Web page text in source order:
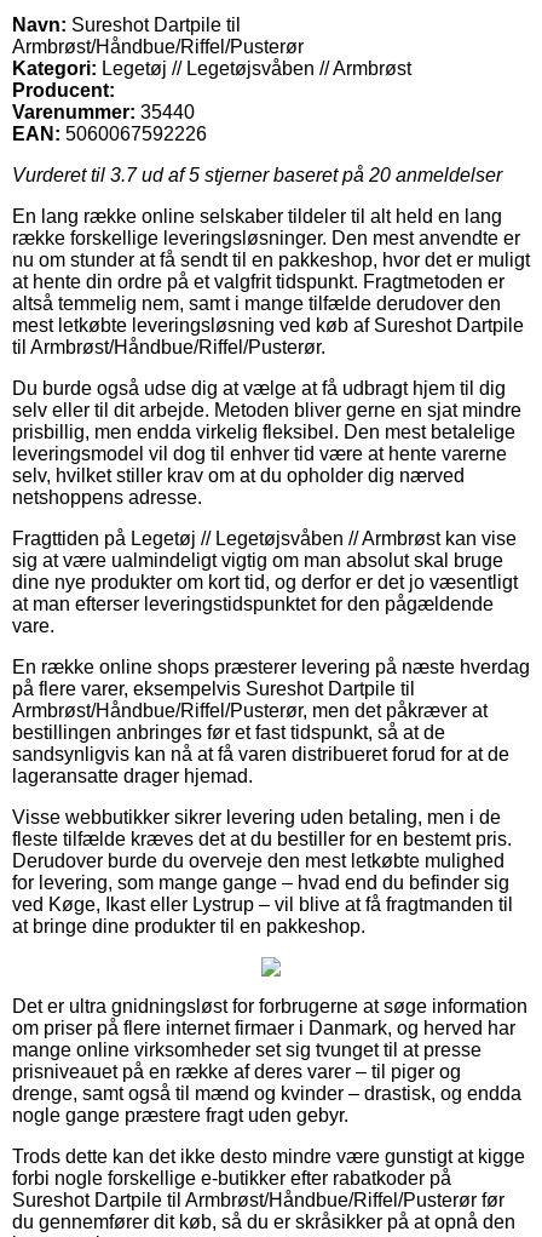
Navn: Sureshot Dartpile til
Armbrøst/Håndbue/Riffel/Pusterør
Kategori: Legetøj // Legetøjsvåben // Armbrøst
Producent:
Varenummer: 35440
EAN: 5060067592226
Vurderet til 3.7ud af 5 stjerner baseret på 20 anmeldelser
En lang række online selskaber tildeler til alt held en lang
række forskellige leveringsløsninger. Den mest anvendte er
nu om stunder at få sendt til en pakkeshop, hvor det er muligt
at hente din ordre på et valgfrit tidspunkt. Fragtmetoden er
altså temmelig nem, samt i mange tilfælde derudover den
mest letkøbte leveringsløsning ved køb af Sureshot Dartpile
til Armbrøst/Håndbue/Riffel/Pusterør.
Du burde også udse dig at vælge at få udbragt hjem til dig
selv eller til dit arbejde. Metoden bliver gerne en sjat mindre
prisbillig, men endda virkelig fleksibel. Den mest betalelige
leveringsmodel vil dog til enhver tid være at hente varerne
selv, hvilket stiller krav om at du opholder dig nærved
netshoppens adresse.
Fragttiden på Legetøj // Legetøjsvåben // Armbrøst kan vise
sig at være ualmindeligt vigtig om man absolut skal bruge
dine nye produkter om kort tid, og derfor er det jo væsentligt
at man efterser leveringstidspunktet for den pågældende
vare.
En række online shops præsterer levering på næste hverdag
på flere varer, eksempelvis Sureshot Dartpile til
Armbrøst/Håndbue/Riffel/Pusterør, men det påkræver at
bestillingen anbringes før et fast tidspunkt, så at de
sandsynligvis kan nå at få varen distribueret forud for at de
lageransatte drager hjemad.
Visse webbutikker sikrer levering uden betaling, men i de
fleste tilfælde kræves det at du bestiller for en bestemt pris.
Derudover burde du overveje den mest letkøbte mulighed
for levering, som mange gange – hvad end du befinder sig
ved Køge, Ikast eller Lystrup – vil blive at få fragtmanden til
at bringe dine produkter til en pakkeshop.
Det er ultra gnidningsløst for forbrugerne at søge information
om priser på flere internet firmaer i Danmark, og herved har
mange online virksomheder set sig tvunget til at presse
prisniveauet på en række af deres varer – til piger og
drenge, samt også til mænd og kvinder – drastisk, og endda
nogle gange præstere fragt uden gebyr.
Trods dette kan det ikke desto mindre være gunstigt at kigge
forbi nogle forskellige e-butikker efter rabatkoder på
Sureshot Dartpile til Armbrøst/Håndbue/Riffel/Pusterør før
du gennemfører dit køb, så du er skråsikker på at opnå den